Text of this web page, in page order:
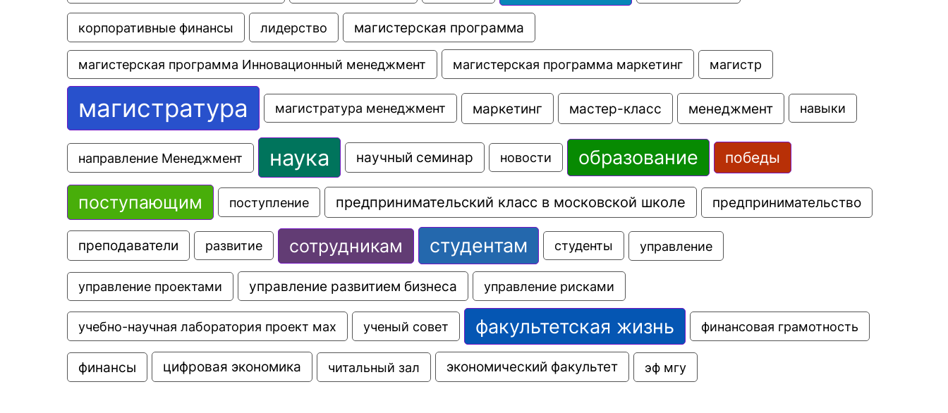
корпоративные финансы лидерство магистерская программа
магистерская программа Инновационный менеджмент магистерская программа маркетинг магистр
магистратура магистратура менеджмент маркетинг мастер-класс менеджмент навыки
направление Менеджмент наука научный семинар новости образование победы
поступающим поступление предпринимательский класс в московской школе предпринимательство
преподаватели развитие сотрудникам студентам студенты управление
управление проектами управление развитием бизнеса управление рисками
учебно-научная лаборатория проект мах ученый совет факультетская жизнь финансовая грамотность
финансы цифровая экономика читальный зал экономический факультет эф мгу